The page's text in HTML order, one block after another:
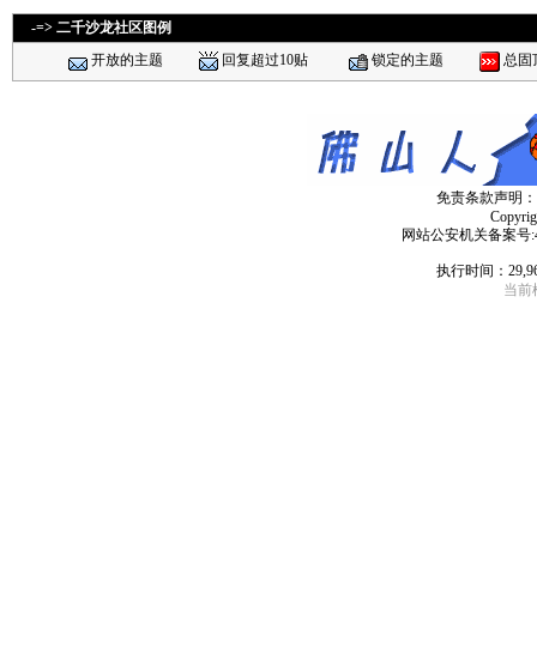
-=> 二千沙龙社区图例
开放的主题
回复超过10贴 锁定的主题 总固
免责条款声明
网站公安机关备案号
执行时间：
当前